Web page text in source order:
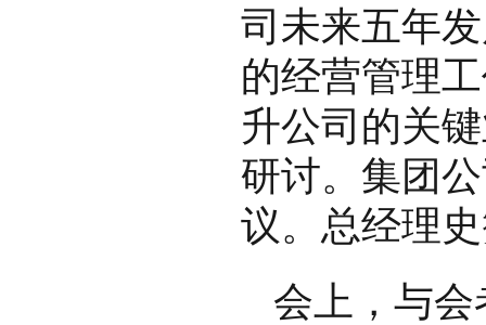
司未来五年
的经营管理
升公司的关
研讨。集团
议。总经理
会上，与